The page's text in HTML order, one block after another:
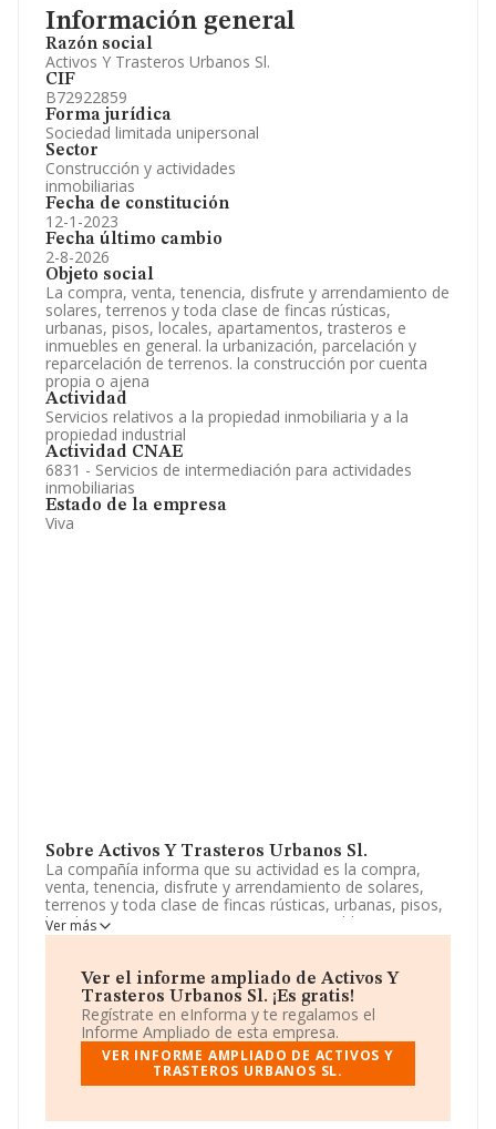
Información general
Razón social
Activos Y Trasteros Urbanos Sl.
CIF
B72922859
Forma jurídica
Sociedad limitada unipersonal
Sector
Construcción y actividades
inmobiliarias
Fecha de constitución
12-1-2023
Fecha último cambio
2-8-2026
Objeto social
La compra, venta, tenencia, disfrute y arrendamiento de
solares, terrenos y toda clase de fincas rústicas,
urbanas, pisos, locales, apartamentos, trasteros e
inmuebles en general. la urbanización, parcelación y
reparcelación de terrenos. la construcción por cuenta
propia o ajena
Actividad
Servicios relativos a la propiedad inmobiliaria y a la
propiedad industrial
Actividad CNAE
6831 - Servicios de intermediación para actividades
inmobiliarias
Estado de la empresa
Viva
Sobre Activos Y Trasteros Urbanos Sl.
La compañía informa que su actividad es la compra,
venta, tenencia, disfrute y arrendamiento de solares,
terrenos y toda clase de fincas rústicas, urbanas, pisos,
locales, apartamentos, trasteros e inmuebles en
general. la urbanización, parcelación y reparcelación de
sociedad está registrada como Sociedad Limitada.
Clasifica su actividad CNAE como 'Agentes de la
propiedad inmobiliaria', código 6831. La sociedad no
tiene actividad en mercados exteriores.
La sociedadActivos y Trasteros Urbanos S.L
B72922859, está situada en Calle Velazquez núm. 24
Ver más
Ver el informe ampliado de Activos Y
Trasteros Urbanos Sl. ¡Es gratis!
Regístrate en eInforma y te regalamos el
Informe Ampliado de esta empresa.
VER INFORME AMPLIADO DE ACTIVOS Y
TRASTEROS URBANOS SL.
Información oficial y registral complementaria.